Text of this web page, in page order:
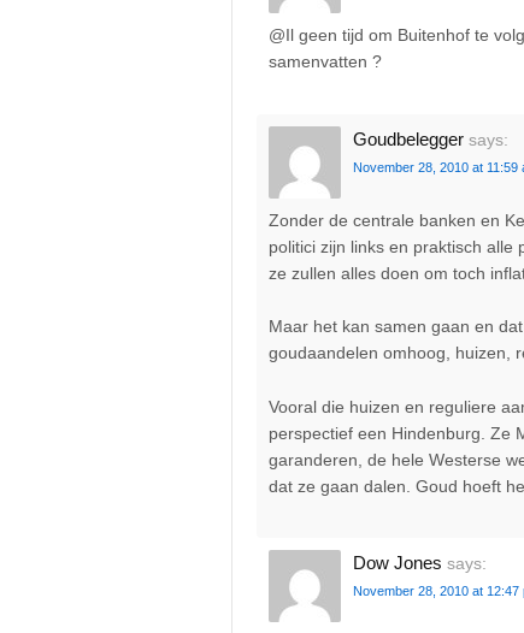
@Il geen tijd om Buitenhof te
samenvatten ?
Goudbelegger says:
November 28, 2010 at 11:59
Zonder de centrale banken en
politici zijn links en praktisch alle
ze zullen alles doen om toch
Maar het kan samen gaan en
goudaandelen omhoog, huizen,
Vooral die huizen en reguliere
perspectief een Hindenburg. Ze
garanderen, de hele Westerse
dat ze gaan dalen. Goud hoeft
Dow Jones says:
November 28, 2010 at 12:47